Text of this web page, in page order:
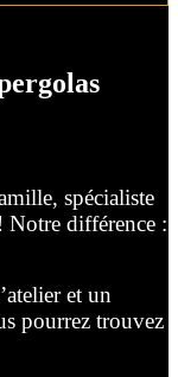
spécialiste
Notre différence :
et un
pourrez trouvez